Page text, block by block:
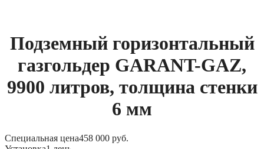
Подземный горизонтальный
газгольдер GARANT-GAZ,
9900 литров, толщина стенки
6 мм
Специальная цена458 000 руб.